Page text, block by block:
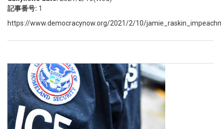
記事番号: 1
https://www.democracynow.org/2021/2/10/